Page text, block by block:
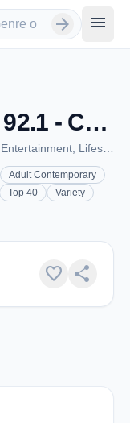
arrow_forward menu
More FM - FM 92.1 - Christchurch
Adult Contemporary
Top 40 Variety
favorite share